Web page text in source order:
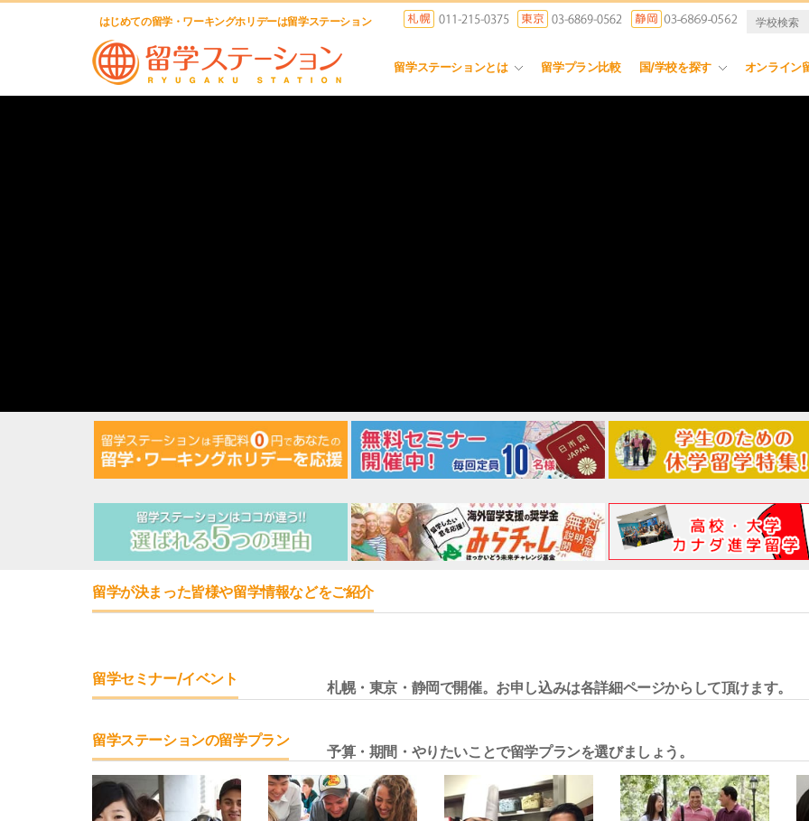
はじめての留学・ワーキングホリデーは留学ステーション
留学ステーションとは 留学プラン比較 国/学校を探す オンライン
留学が決まった皆様や留学情報などをご紹介
留学セミナー/イベント 札幌・東京・静岡で開催。お申し込みは各詳細ページからして頂けます。
留学ステーションの留学プラン
予算・期間・やりたいことで留学プランを選びましょう。